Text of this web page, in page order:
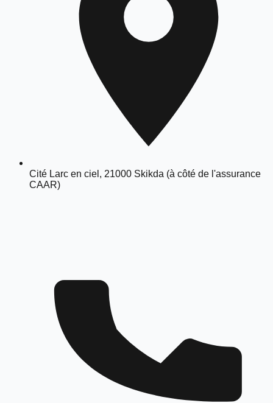
Cité Larc en ciel, 21000 Skikda (à côté de l'assurance
CAAR)